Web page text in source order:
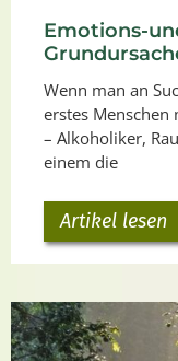
Emotions-
Wenn man an
erstes Menschen
– Alkoholiker,
einem die
Artikel lesen